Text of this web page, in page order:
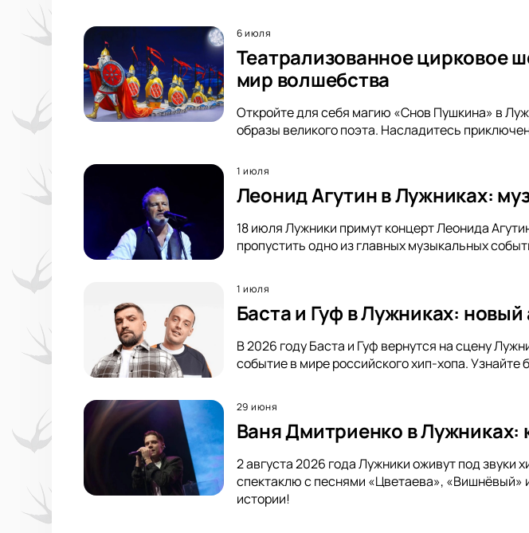
6 июля
Театрализованное цирковое
мир волшебства
Откройте для себя магию «Снов Пушкина» в
образы великого поэта. Насладитесь
1 июля
Леонид Агутин в Лужниках:
18 июля Лужники примут концерт Леонида
пропустить одно из главных музыкальных
1 июля
Баста и Гуф в Лужниках:
В 2026 году Баста и Гуф вернутся на сцену
событие в мире российского хип-хопа. Узнайте
29 июня
Ваня Дмитриенко в Лужниках:
2 августа 2026 года Лужники оживут под
спектаклю с песнями «Цветаева», «Вишнёвый»
истории!